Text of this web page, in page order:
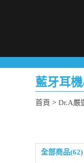
藍牙耳
首頁 > Dr.A嚴
全部商品(62)